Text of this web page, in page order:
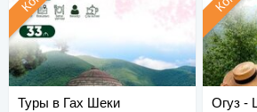
Туры в Гах Шеки
Огуз -